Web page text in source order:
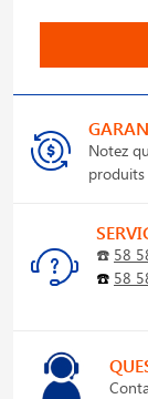
Notez
produits
☎️ 58
☎️ 58